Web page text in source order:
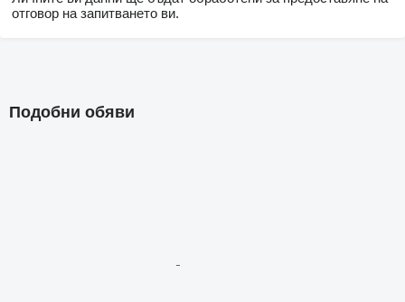
отговор на запитването ви.
Подобни обяви